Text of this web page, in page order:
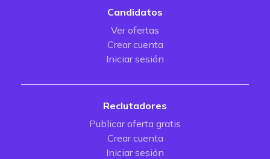
Candidatos
Ver ofertas
Crear cuenta
Iniciar sesión
Reclutadores
Publicar oferta gratis
Crear cuenta
Iniciar sesión